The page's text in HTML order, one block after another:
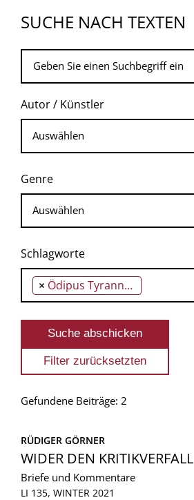
SUCHE NACH TEXTEN
Autor / Künstler
Genre
Schlagworte
× Ödipus Tyrannos
Gefundene Beiträge: 2
RÜDIGER GÖRNER
WIDER DEN KRITIKVERFALL
Briefe und Kommentare
LI 135, WINTER 2021